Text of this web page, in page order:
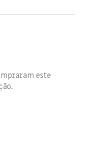
este